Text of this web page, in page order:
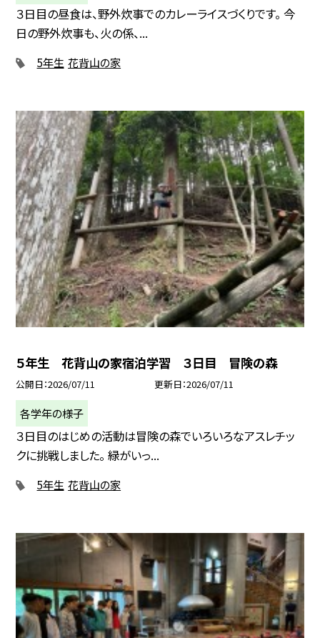
３日目の昼食は、野外炊事でのカレーライスづくりです。 今
日の野外炊事も、火の係、...
5年生 花背山の家
５年生 花背山の家宿泊学習 ３日目 冒険の森
公開日 2026/07/11 更新日 2026/07/11
各学年の様子
３日目のはじめの活動は冒険の森でいろいろなアスレチッ
クに挑戦しました。 緑がいっ...
5年生 花背山の家